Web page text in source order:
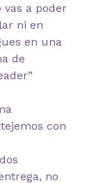
vas a poder
ni en
en una
de
con
no